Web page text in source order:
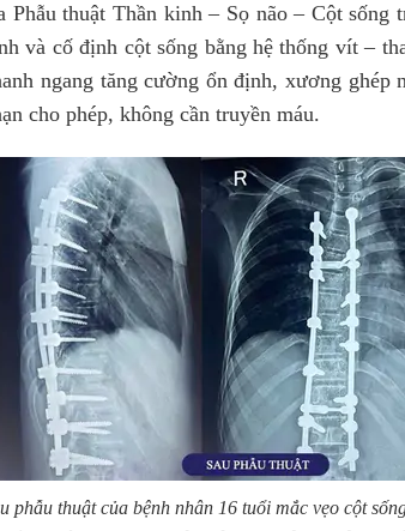
thuật Thần kinh – Sọ não – Cột
và cố định cột sống bằng hệ thống vít –
ngang tăng cường ổn định, xương ghép
cho phép, không cần truyền máu.
thuật của bệnh nhân 16 tuổi mắc vẹo cột